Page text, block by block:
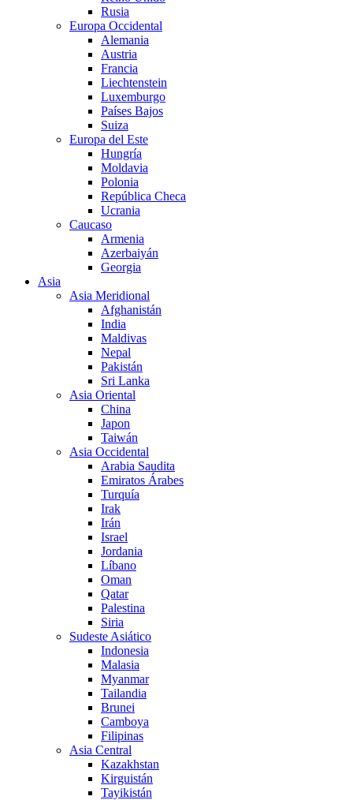
Rusia
Europa Occidental
Alemania
Austria
Francia
Liechtenstein
Luxemburgo
Países Bajos
Suiza
Europa del Este
Hungría
Moldavia
Polonia
República Checa
Ucrania
Caucaso
Armenia
Azerbaiyán
Georgia
Asia
Asia Meridional
Afghanistán
India
Maldivas
Nepal
Pakistán
Sri Lanka
Asia Oriental
China
Japon
Taiwán
Asia Occidental
Arabia Saudita
Emiratos Árabes
Turquía
Irak
Irán
Israel
Jordania
Líbano
Oman
Qatar
Palestina
Siria
Sudeste Asiático
Indonesia
Malasia
Myanmar
Tailandia
Brunei
Camboya
Filipinas
Asia Central
Kazakhstan
Kirguistán
Tayikistán